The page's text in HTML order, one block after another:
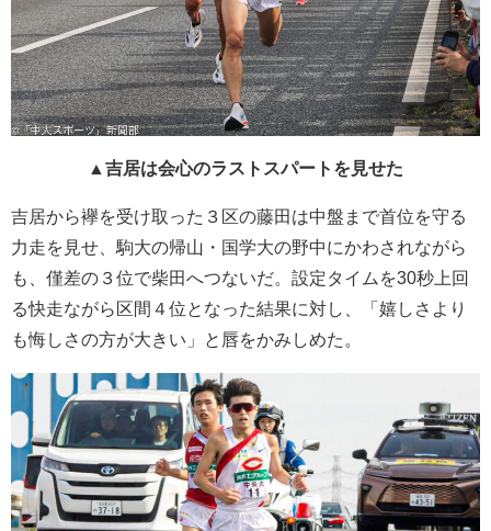
▲吉居は会心のラストスパートを見せた
吉居から襷を受け取った３区の藤田は中盤まで首位を守る
力走を見せ、駒大の帰山・国学大の野中にかわされながら
も、僅差の３位で柴田へつないだ。設定タイムを30秒上回
る快走ながら区間４位となった結果に対し、「嬉しさより
も悔しさの方が大きい」と唇をかみしめた。